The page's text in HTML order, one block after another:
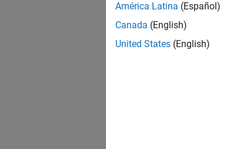
América Latina (Español)
Canada (English)
United States (English)